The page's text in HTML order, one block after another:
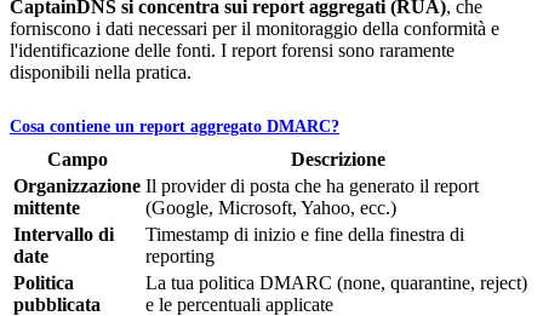
CaptainDNS si concentra sui report aggregati (RUA), che
forniscono i dati necessari per il monitoraggio della conformità e
l'identificazione delle fonti. I report forensi sono raramente
disponibili nella pratica.
Cosa contiene un report aggregato DMARC?
Campo
Descrizione
Organizzazione
mittente
Il provider di posta che ha generato il report
(Google, Microsoft, Yahoo, ecc.)
Intervallo di
date
Timestamp di inizio e fine della finestra di
reporting
Politica
pubblicata
La tua politica DMARC (none, quarantine, reject)
e le percentuali applicate